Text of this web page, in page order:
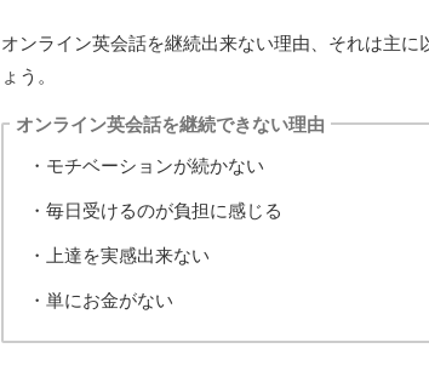
オンライン英会話を継続出来ない理由、それは主
ょう。
オンライン英会話を継続できない理由
・モチベーションが続かない
・毎日受けるのが負担に感じる
・上達を実感出来ない
・単にお金がない